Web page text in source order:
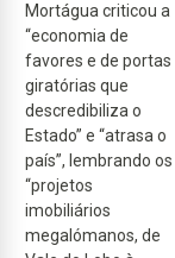
Mortágua criticou a
“economia de
favores e de portas
giratórias que
descredibiliza o
Estado” e “atrasa o
país”, lembrando os
“projetos
imobiliários
megalómanos, de